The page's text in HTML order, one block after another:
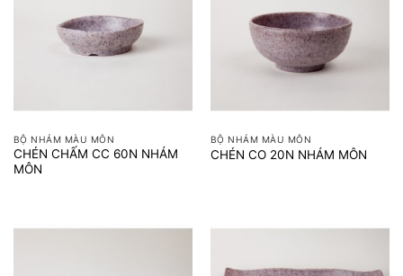
BỘ NHÁM MÀU MÔN
CHÉN CHẤM CC 60N NHÁM
MÔN
BỘ NHÁM MÀU MÔN
CHÉN CO 20N NHÁM MÔN